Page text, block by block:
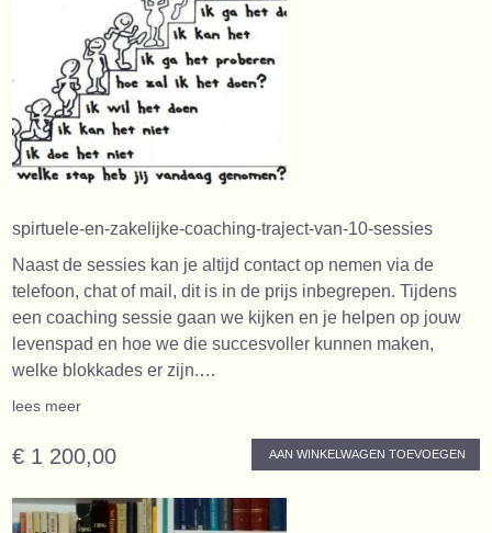
spirtuele-en-zakelijke-coaching-traject-van-10-sessies
Naast de sessies kan je altijd contact op nemen via de
telefoon, chat of mail, dit is in de prijs inbegrepen. Tijdens
een coaching sessie gaan we kijken en je helpen op jouw
levenspad en hoe we die succesvoller kunnen maken,
welke blokkades er zijn.…
lees meer
€ 1 200,00 AAN WINKELWAGEN TOEVOEGEN